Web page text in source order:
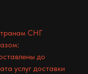
СНГ
до
услуг доставки